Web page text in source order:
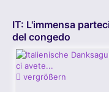
IT: L'immensa
del congedo
vergrößern